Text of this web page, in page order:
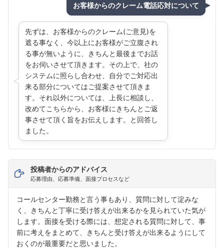
お客様からのクレーム電話応対について
先ずは、お客様からのクレーム(ご意見)を
遮る事なく、今以上にお客様がご立腹され
る事が無いように、きちんと最後までお話
をお伺いさせて頂きます。その上で、社の
システムに照らし合わせ、自分でご対応出
来る部分についてはご提案させて頂きま
す。それ以外については、上長に相談し、
改めてこちらから、お客様にきちんとご返
事させて頂く旨をお伝えします。と回答し
ました。
投稿者からのアドバイス
応募理由、応募準備、面接プロセスなど
コールセンター勤務と言う事もあり、質問に対して淀みな
く、きちんと丁寧に受け答えが出来るかを見られていた気が
します。面接を受ける際には、想定される質問に対して、事
前に考えをまとめて、きちんと受け答えが出来るようにして
おくのが最重要だと思いました。